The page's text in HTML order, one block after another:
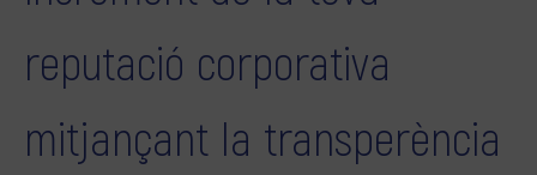
reputació corporativa
mitjançant la transperència